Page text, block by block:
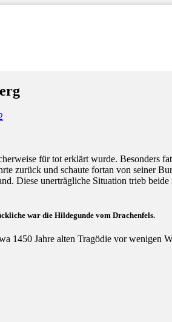
für tot erklärt wurde. Besonders
zurück und schaute fortan von seiner
Diese unerträgliche Situation trieb
war die Hildegunde vom Drachenfels.
1450 Jahre alten Tragödie vor